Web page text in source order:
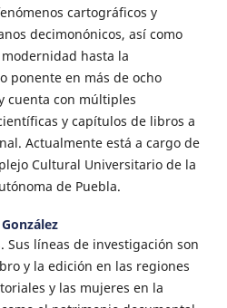
cartográficos y
decimonónicos, así como
hasta la
ponente en más de ocho
cuenta con múltiples
y capítulos de libros a
Actualmente está a cargo de
Cultural Universitario de la
de Puebla.
Sus líneas de investigación son
y la edición en las regiones
y las mujeres en la